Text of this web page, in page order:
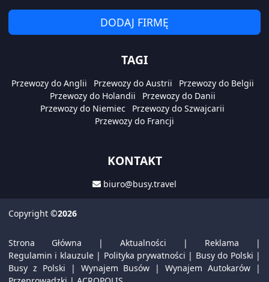
DODAJ FIRMĘ
TAGI
Przewozy do Anglii Przewozy do Austrii
Przewozy do Belgii
Przewozy do Holandii
Przewozy do Danii
Przewozy do Niemiec
Przewozy do Szwajcarii
Przewozy do Francji
KONTAKT
biuro@busy.travel
Copyright ©2026
Strona Główna | Aktualności | Reklama |
Regulamin i klauzule| Polityka prywatności | Busy do Polski |
Busy z Polski | Wynajem Busów |Wynajem Autokarów |